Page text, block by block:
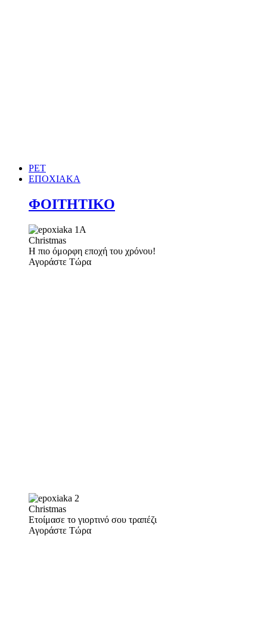
PET
ΕΠΟΧΙΑΚΑ
ΦΟΙΤΗΤΙΚΟ
Christmas
Η πιο όμορφη εποχή του χρόνου!
Αγοράστε Τώρα
Christmas
Ετοίμασε το γιορτινό σου τραπέζι
Αγοράστε Τώρα